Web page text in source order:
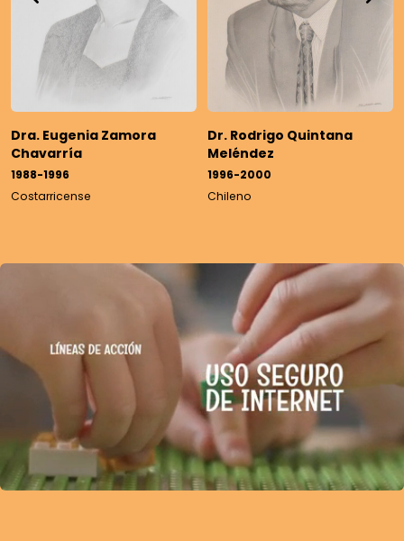
Dra. Eugenia Zamora
Chavarría
1988-1996
Costarricense
Dr. Rodrigo Quintana
Meléndez
1996-2000
Chileno